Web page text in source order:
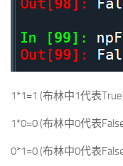
1*1=1 (布林中1代表
1*0=0 (布林中0代表
0*1=0 (布林中0代表